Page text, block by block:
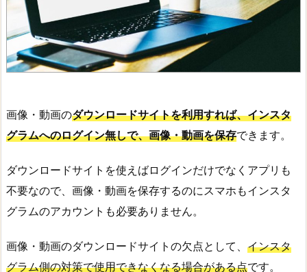
画像・動画のダウンロードサイトを利用すれば、インスタ
グラムへのログイン無しで、画像・動画を保存できます。
ダウンロードサイトを使えばログインだけでなくアプリも
不要なので、画像・動画を保存するのにスマホもインスタ
グラムのアカウントも必要ありません。
画像・動画のダウンロードサイトの欠点として、 インスタ
グラム側の対策で使用できなくなる場合がある点です。